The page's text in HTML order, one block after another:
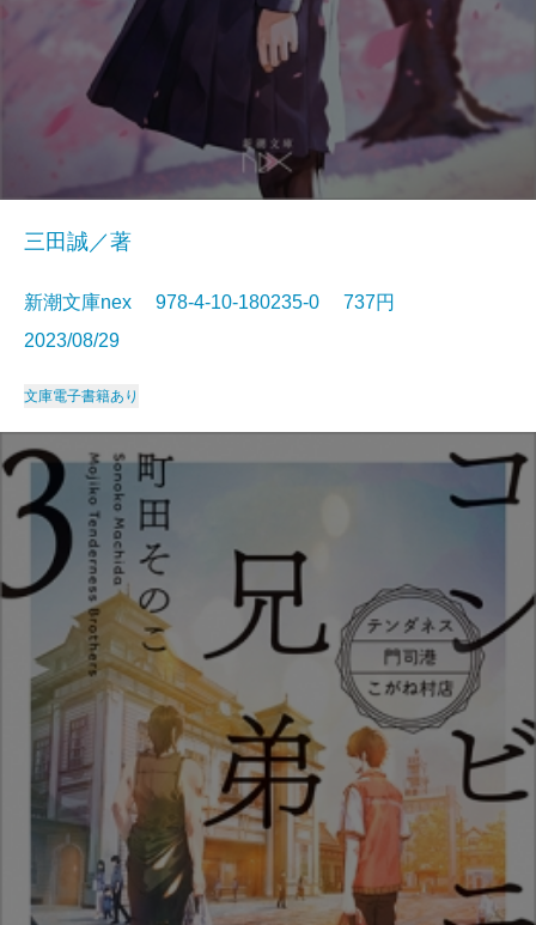
三田誠／著
新潮文庫nex 978-4-10-180235-0 737円
2023/08/29
文庫電子書籍あり